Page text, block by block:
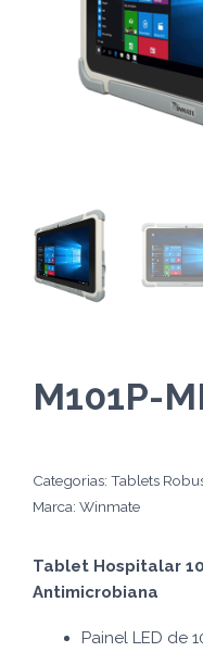
M101P-
Categorias: Tablets
Marca: Winmate
Tablet Hospitalar
Antimicrobiana
Painel LED de